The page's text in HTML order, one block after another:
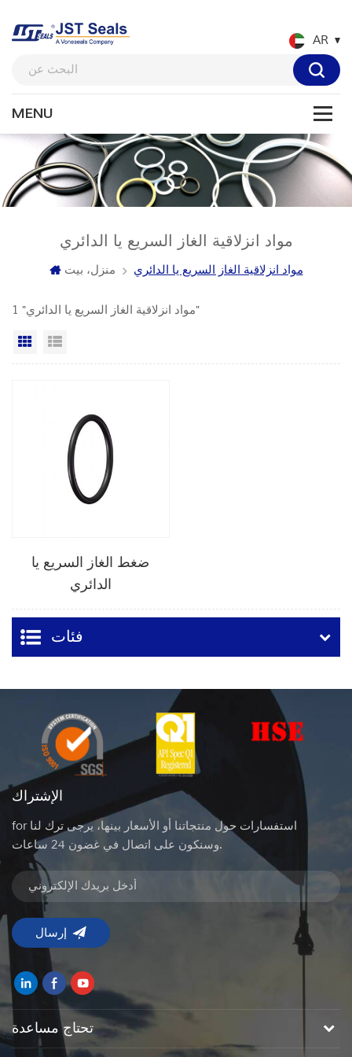
AR
مواد انزلاقية الغاز السريع يا الدائري
منزل، بيت مواد انزلاقية الغاز السريع يا الدائري
1 "مواد انزلاقية الغاز السريع يا الدائري"
عرض شبكي
ضغط الغاز السريع يا
الدائري
فئات
الإشتراك
for استفسارات حول منتجاتنا أو الأسعار بينها، يرجى ترك لنا
وسنكون على اتصال في غضون 24 ساعات.
تحتاج مساعدة